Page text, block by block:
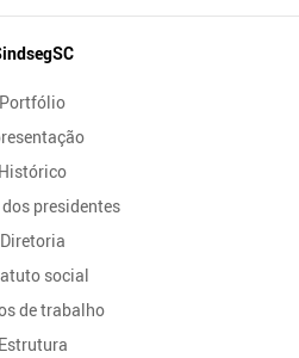
Portfólio
Histórico
presidentes
Diretoria
social
de trabalho
Estrutura